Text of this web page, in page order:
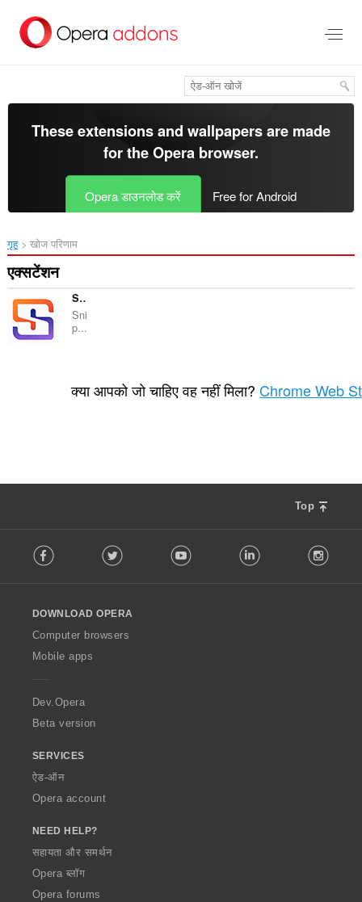
सामग्री
These extensions and wallpapers are made
for theOpera browser.
Opera डाउनलोड करें Free for Android
गृह खोज परिणाम
एक्सटेंशन
Snip Shot
Sni
p...
ख्या
क्या आपको जो चाहिए वह नहीं मिला? Chrome Web
Top
o
w
O
p
a
Facebook Twitter Youtube LinkedIn
DOWNLOAD OPERA
Computer browsers
Mobile apps
Dev.Opera
Beta version
SERVICES
ऐड-ऑन
Opera account
NEED HELP?
सहायता और समर्थन
Opera ब्लॉग
Opera forums